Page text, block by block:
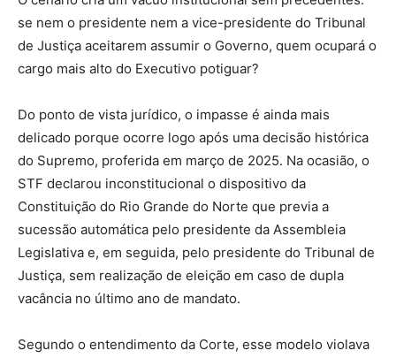
se nem o presidente nem a vice-presidente do Tribunal
de Justiça aceitarem assumir o Governo, quem ocupará o
cargo mais alto do Executivo potiguar?
Do ponto de vista jurídico, o impasse é ainda mais
delicado porque ocorre logo após uma decisão histórica
do Supremo, proferida em março de 2025. Na ocasião, o
STF declarou inconstitucional o dispositivo da
Constituição do Rio Grande do Norte que previa a
sucessão automática pelo presidente da Assembleia
Legislativa e, em seguida, pelo presidente do Tribunal de
Justiça, sem realização de eleição em caso de dupla
vacância no último ano de mandato.
Segundo o entendimento da Corte, esse modelo violava